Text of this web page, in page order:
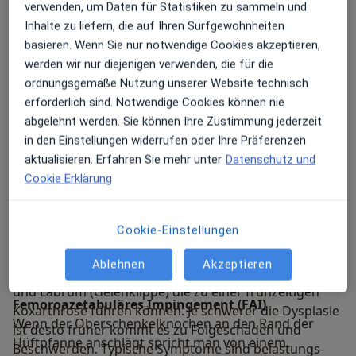
Hier erhalten Sie einen Einblick in einige häufige
Beschwerdebilder in den Bereichen Hüfte und Knie:
Hüftdysplasie
Von einer Hüftdysplasie spricht man wenn die
Hüftpfanne zu kurz oder zu steil ist und den
Gelenkkopf nicht optimal abdeckt. Die Hüftdysplasie
Laufe des Wachstums eine leichte bis mittelgradige
Hüftdysplasie entwickeln.
Häufige Folgen der Dysplasie sind Schäden an Knorpel
und Labrum (Gelenklippe) die zu einer frühzeitigen
Koxarthrose führen können. Je schwerer die Dysplasie
ist desto früher kommt es zu Folgeschäden und
Beschwerden. Typische Symptome sind belastungs-
Femoroazetabuläres Impingement (FAI)
Wenn der Oberschenkelknochen an den Rand der
Hüftpfanne anschlägt spricht man von einem
verwenden, um Daten für Statistiken zu sammeln und
Inhalte zu liefern, die auf Ihren Surfgewohnheiten
basieren. Wenn Sie nur notwendige Cookies akzeptieren,
werden wir nur diejenigen verwenden, die für die
ordnungsgemäße Nutzung unserer Website technisch
erforderlich sind. Notwendige Cookies können nie
abgelehnt werden. Sie können Ihre Zustimmung jederzeit
in den Einstellungen widerrufen oder Ihre Präferenzen
aktualisieren. Erfahren Sie mehr unter Datenschutz und
Cookie Erklärung
Cookie-Einstellungen
Ablehnen Akzeptieren